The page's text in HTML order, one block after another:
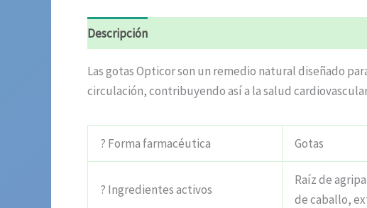
Descripción
Las gotas Opticor son un remedio natural diseñado
circulación, contribuyendo así a la salud
? Forma farmacéutica Gotas
? Ingredientes activos
Raíz de
de caballo,